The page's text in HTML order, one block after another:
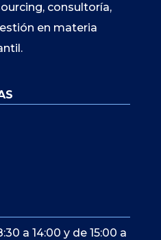
consultoría,
en materia
a 14:00 y de 15:00 a